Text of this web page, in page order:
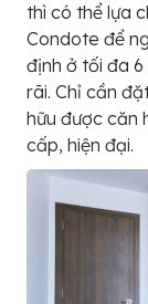
thì có thể lựa
Condote để
định ở tối đa
rãi. Chỉ cần
hữu được căn
cấp, hiện đại.